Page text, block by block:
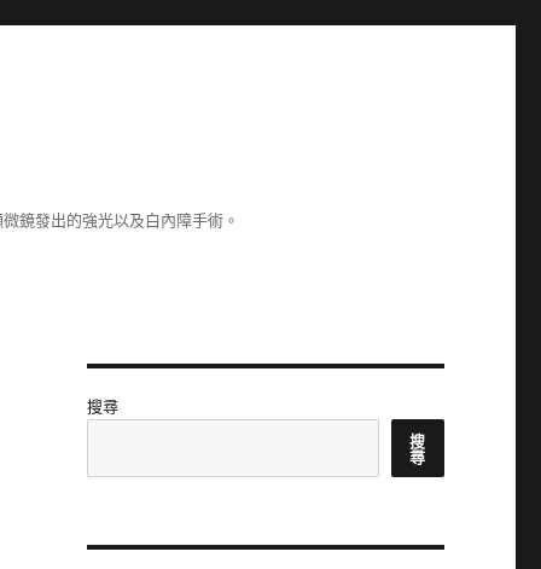
鏡發出的強光以及白內障手術。
搜尋
搜
尋